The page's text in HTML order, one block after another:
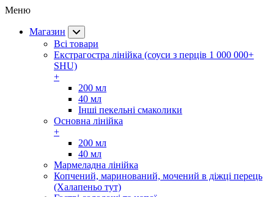
Меню
Магазин
Всі товари
Екстрагостра лінійка (соуси з перців 1 000 000+
SHU)
+
200 мл
40 мл
Інші пекельні смаколики
Основна лінійка
+
200 мл
40 мл
Мармеладна лінійка
Копчений, маринований, мочений в діжці перець
(Халапеньо тут)